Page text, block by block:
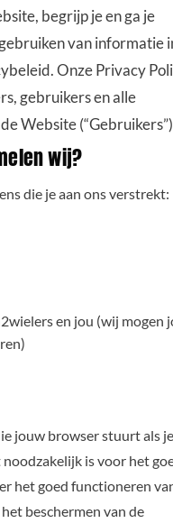
begrijp je en ga je
van informatie
Onze Privacy
gebruikers en alle
Website
wij?
die je aan ons verstrekt:
en jou (wij mogen
jouw browser stuurt als je
is voor het
het goed functioneren
beschermen van de